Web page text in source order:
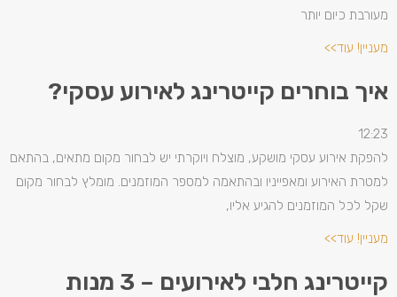
מעורבת כיום יותר
מעניין! עוד>>
איך בוחרים קייטרינג לאירוע עסקי?
12:23
להפקת אירוע עסקי מושקע, מוצלח ויוקרתי יש לבחור מקום מתאים, בהתאם
למטרת האירוע ומאפייניו ובהתאמה למספר המוזמנים. מומלץ לבחור מקום
שקל לכל המוזמנים להגיע אליו,
מעניין! עוד>>
קייטרינג חלבי לאירועים – 3 מנות